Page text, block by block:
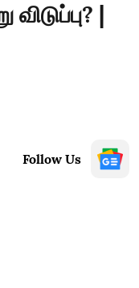
|
Follow Us